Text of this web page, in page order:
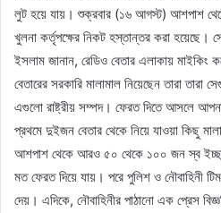
লুট হয়ে যায়। শুক্রবার (১৬ আগস্ট) আশপাশ
খুলনা কর্তৃপক্ষের নিকট হস্তান্তর করা হয়েছে।
ইসলাম জানান, রেডিও বেতার এলাকায় মাইকিং
বেতারের সরকারি মালামাল নিয়েছেন তারা তারা
এগুলো রাষ্ট্রীয় সম্পদ। ফেরত দিতে আসলে
প্রথমে দুইজন বেতার থেকে নিয়ে যাওয়া কিছু
আশপাশ থেকে আরও ৫০ থেকে ১০০ জন স্ব
মত ফেরত দিয়ে যায়। পরে পুলিশ ও নৌবাহিনী
দেয়। এদিকে, নৌবাহিনীর পাঠানো এক প্রেস